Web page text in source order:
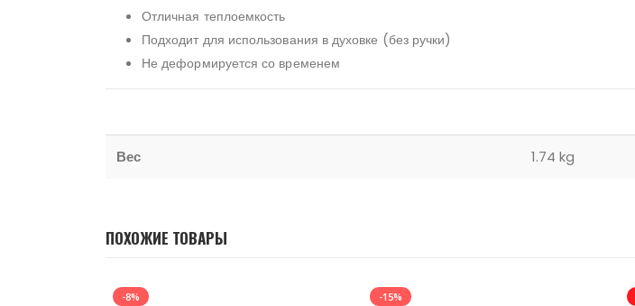
Отличная теплоемкость
Подходит для использования в духовке (без ручки)
Не деформируется со временем
Вес 1.74 kg
ПОХОЖИЕ ТОВАРЫ
-8% -15%